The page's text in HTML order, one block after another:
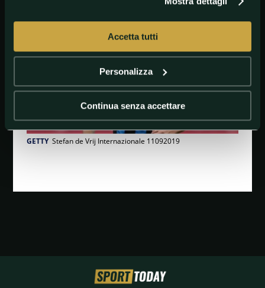
Accetta tutti
Personalizza
Continua senza accettare
GETTY Stefan de Vrij Internazionale 11092019